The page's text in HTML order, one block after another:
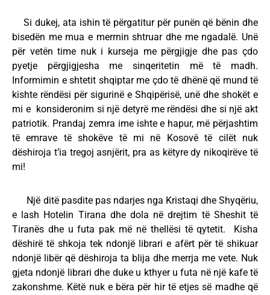
Si dukej, ata ishin të përgatitur për punën që bënin dhe
bisedën me mua e merrnin shtruar dhe me ngadalë. Unë
për vetën time nuk i kurseja me përgjigje dhe pas çdo
pyetje përgjigjesha me sinqeritetin më të madh.
Informimin e shtetit shqiptar me çdo të dhënë që mund të
kishte rëndësi për sigurinë e Shqipërisë, unë dhe shokët e
mi e konsideronim si një detyrë me rëndësi dhe si një akt
patriotik. Prandaj zemra ime ishte e hapur, më përjashtim
të emrave të shokëve të mi në Kosovë të cilët nuk
dëshiroja t’ia tregoj asnjërit, pra as këtyre dy nikoqirëve të
mi!
Një ditë pasdite pas ndarjes nga Kristaqi dhe Shyqëriu,
e lash Hotelin Tirana dhe dola në drejtim të Sheshit të
Tiranës dhe u futa pak më në thellësi të qytetit. Kisha
dëshirë të shkoja tek ndonjë librari e afërt për të shikuar
ndonjë libër që dëshiroja ta blija dhe merrja me vete. Nuk
gjeta ndonjë librari dhe duke u kthyer u futa në një kafe të
zakonshme. Këtë nuk e bëra për hir të etjes së madhe që